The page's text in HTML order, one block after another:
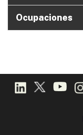
Ocupaciones